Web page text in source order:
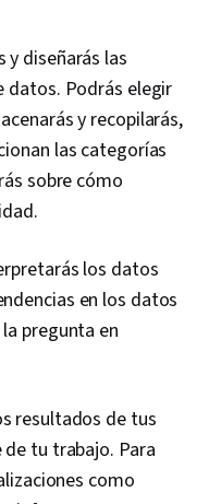
y diseñarás las
datos. Podrás elegir
y recopilarás,
las categorías
sobre cómo
los datos
en los datos
pregunta en
resultados de tus
tu trabajo. Para
como